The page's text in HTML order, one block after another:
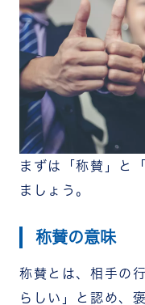
相手に合わせ
短くても心を
避けるべきNG
他人と比較し
具体性のない
褒めた後に否
大げさすぎる
形式的・義務
【相手別】称賛
上司・先輩へ
同僚・同期へ
成果・目標達
新しいアイデ
チームへの貢
まずは「称賛」と
ましょう。
称賛の意味
称賛とは、相手の
らしい」と認め、